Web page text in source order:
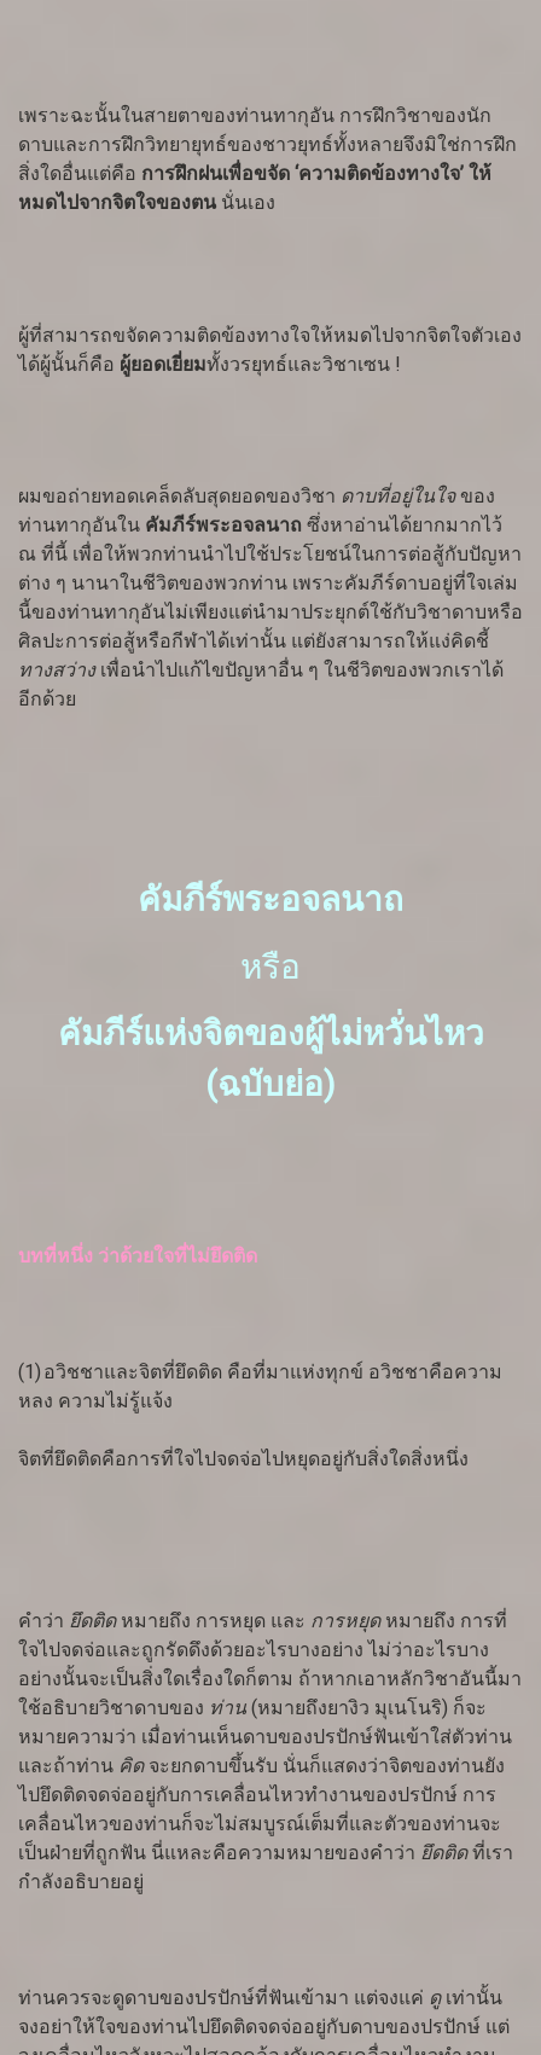
เพราะฉะนั้นในสายตาของท่านทากุอัน การฝึกวิชาของนัก
ดาบและการฝึกวิทยายุทธ์ของชาวยุทธ์ทั้งหลายจึงมิใช่การฝึก
สิ่งใดอื่นแต่คือ การฝึกฝนเพื่อขจัด ‘ความติดข้องทางใจ’ ให้
หมดไปจากจิตใจของตน นั่นเอง
ผู้ที่สามารถขจัดความติดข้องทางใจให้หมดไปจากจิตใจตัวเอง
ได้ผู้นั้นก็คือ ผู้ยอดเยี่ยมทั้งวรยุทธ์และวิชาเซน !
ผมขอถ่ายทอดเคล็ดลับสุดยอดของวิชา ดาบที่อยู่ในใจ ของ
ท่านทากุอันใน คัมภีร์พระอจลนาถ ซึ่งหาอ่านได้ยากมากไว้
ณ ที่นี้ เพื่อให้พวกท่านนำไปใช้ประโยชน์ในการต่อสู้กับปัญหา
ต่าง ๆ นานาในชีวิตของพวกท่าน เพราะคัมภีร์ดาบอยู่ที่ใจเล่ม
นี้ของท่านทากุอันไม่เพียงแต่นำมาประยุกต์ใช้กับวิชาดาบหรือ
ศิลปะการต่อสู้หรือกีฬาได้เท่านั้น แต่ยังสามารถให้แง่คิดชี้
ทางสว่าง เพื่อนำไปแก้ไขปัญหาอื่น ๆ ในชีวิตของพวกเราได้
อีกด้วย
คัมภีร์พระอจลนาถ
หรือ
คัมภีร์แห่งจิตของผู้ไม่หวั่นไหว
(ฉบับย่อ)
บทที่หนึ่ง ว่าด้วยใจที่ไม่ยึดติด
(1) อวิชชาและจิตที่ยึดติด คือที่มาแห่งทุกข์ อวิชชาคือความ
หลง ความไม่รู้แจ้ง
จิตที่ยึดติดคือการที่ใจไปจดจ่อไปหยุดอยู่กับสิ่งใดสิ่งหนึ่ง
คำว่า ยึดติด หมายถึง การหยุด และ การหยุด หมายถึง การที่
ใจไปจดจ่อและถูกรัดดึงด้วยอะไรบางอย่าง ไม่ว่าอะไรบาง
อย่างนั้นจะเป็นสิ่งใดเรื่องใดก็ตาม ถ้าหากเอาหลักวิชาอันนี้มา
ใช้อธิบายวิชาดาบของ ท่าน (หมายถึงยางิว มุเนโนริ) ก็จะ
หมายความว่า เมื่อท่านเห็นดาบของปรปักษ์ฟันเข้าใส่ตัวท่าน
และถ้าท่าน คิด จะยกดาบขึ้นรับ นั่นก็แสดงว่าจิตของท่านยัง
ไปยึดติดจดจ่ออยู่กับการเคลื่อนไหวทำงานของปรปักษ์ การ
เคลื่อนไหวของท่านก็จะไม่สมบูรณ์เต็มที่และตัวของท่านจะ
เป็นฝ่ายที่ถูกฟัน นี่แหละคือความหมายของคำว่า ยึดติดที่เรา
กำลังอธิบายอยู่
ท่านควรจะดูดาบของปรปักษ์ที่ฟันเข้ามา แต่จงแค่ ดูเท่านั้น
จงอย่าให้ใจของท่านไปยึดติดจดจ่ออยู่กับดาบของปรปักษ์ แต่